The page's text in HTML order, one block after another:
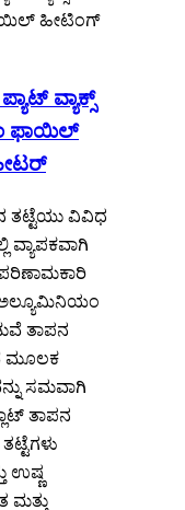
ವ್ಯಾಕ್ಸ್
ಫಾಯಿಲ್
ವಿವಿಧ
ವ್ಯಾಪಕವಾಗಿ
ಅಲ್ಯೂಮಿನಿಯಂ
ತಾಪನ
ಮೂಲಕ
ಸಮವಾಗಿ
ತಾಪನ
ಉಷ್ಣ
ಮತ್ತು